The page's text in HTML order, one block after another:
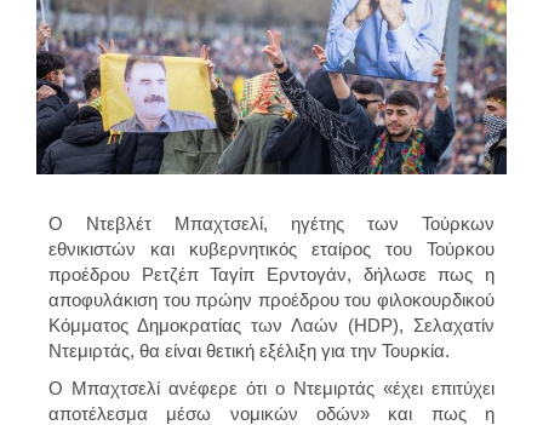
Ο Ντεβλέτ Μπαχτσελί, ηγέτης των Τούρκων
εθνικιστών και κυβερνητικός εταίρος του Τούρκου
προέδρου Ρετζέπ Ταγίπ Ερντογάν, δήλωσε πως η
αποφυλάκιση του πρώην προέδρου του φιλοκουρδικού
Κόμματος Δημοκρατίας των Λαών (HDP), Σελαχατίν
Ντεμιρτάς, θα είναι θετική εξέλιξη για την Τουρκία.
Ο Μπαχτσελί ανέφερε ότι ο Ντεμιρτάς «έχει επιτύχει
αποτέλεσμα μέσω νομικών οδών» και πως η